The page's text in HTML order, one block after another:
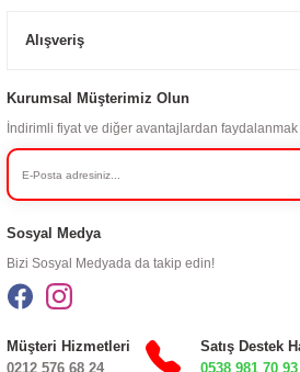
Alışveriş
Kurumsal Müşterimiz Olun
İndirimli fiyat ve diğer avantajlardan faydalanmak
Sosyal Medya
Bizi Sosyal Medyada da takip edin!
Müşteri Hizmetleri
0212 576 68 24
Satış Destek
0538 981 70 93